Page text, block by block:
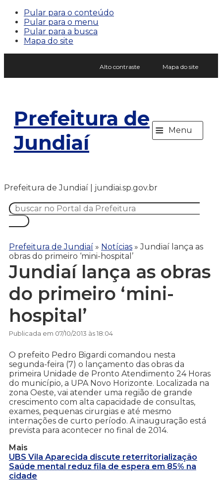
Pular para o conteúdo
Pular para o menu
Pular para a busca
Mapa do site
Alto contraste Mapa do site
Prefeitura de
Jundiaí
≡ Menu
Prefeitura de Jundiaí | jundiai.sp.gov.br
Prefeitura de Jundiaí » Notícias »Jundiaí lança as
obras do primeiro ‘mini-hospital’
Jundiaí lança as obras
do primeiro ‘mini-
hospital’
Publicada em 07/10/2013 às 18:04
O prefeito Pedro Bigardi comandou nesta
segunda-feira (7) o lançamento das obras da
primeira Unidade de Pronto Atendimento 24 Horas
do município, a UPA Novo Horizonte. Localizada na
zona Oeste, vai atender uma região de grande
crescimento com alta capacidade de consultas,
exames, pequenas cirurgias e até mesmo
internações de curto período. A inauguração está
prevista para acontecer no final de 2014.
Mais
UBS Vila Aparecida discute reterritorialização
Saúde mental reduz fila de espera em 85% na
cidade